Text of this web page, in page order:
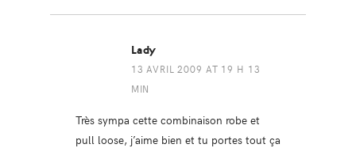
Lady
13 AVRIL 2009 AT 19 H 13
MIN
Très sympa cette combinaison robe et
pull loose, j’aime bien et tu portes tout ça